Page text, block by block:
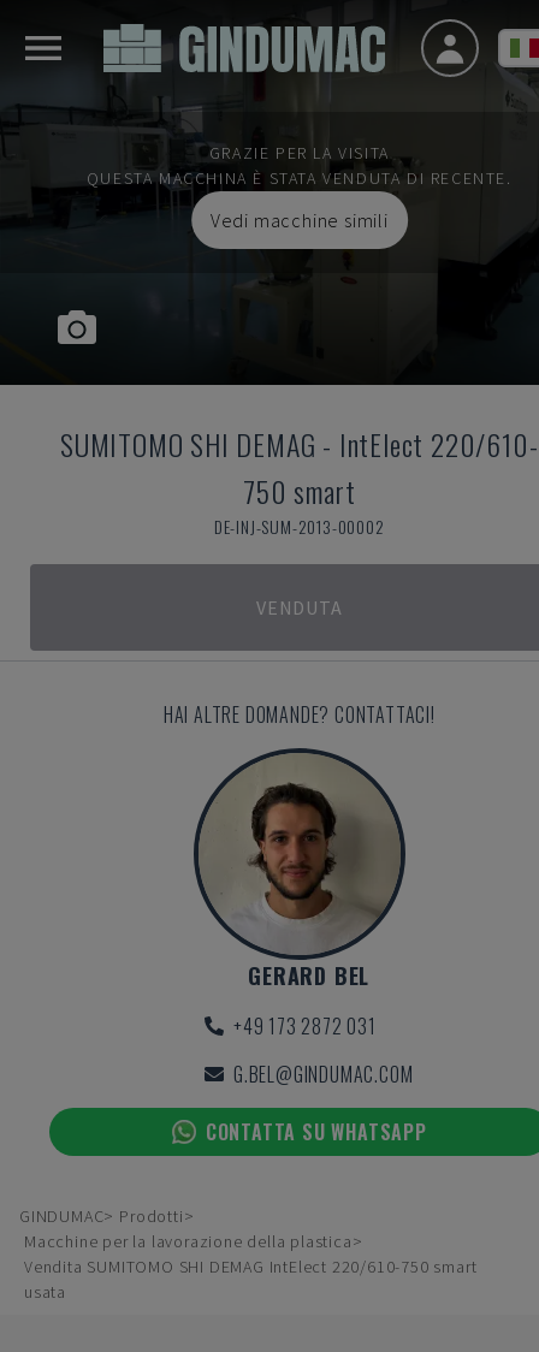
GRAZIE PER LA VISITA
QUESTA MACCHINA È STATA VENDUTA DI RECENTE.
Vedi macchine simili
SUMITOMO SHI DEMAG - IntElect 220/610-
750 smart
DE-INJ-SUM-2013-00002
VENDUTA
HAI ALTRE DOMANDE? CONTATTACI!
GERARD BEL
+49 173 2872 031
G.BEL@GINDUMAC.COM
CONTATTA SU WHATSAPP
GINDUMAC
Prodotti
Macchine per la lavorazione della plastica
Vendita SUMITOMO SHI DEMAG IntElect 220/610-750 smart
usata